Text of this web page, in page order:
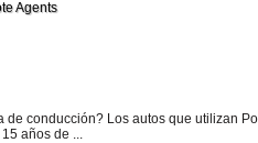
conducción? Los autos que utilizan
años de ...